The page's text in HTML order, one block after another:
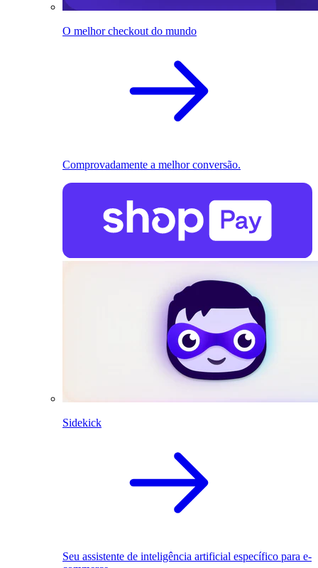
O melhor checkout do mundo
Comprovadamente a melhor conversão.
Sidekick
Seu assistente de inteligência artificial específico para e-